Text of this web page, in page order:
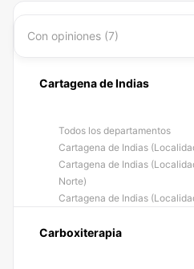
Con opiniones (7)
Cartagena de Indias
Todos los departamentos
Cartagena de Indias
Cartagena de Indias
Norte)
Cartagena de Indias
Carboxiterapia